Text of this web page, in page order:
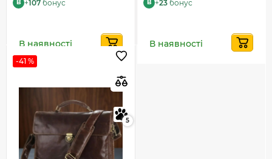
B +107 бонус
В наявності
B +23 бонус
В наявності
-41 %
5